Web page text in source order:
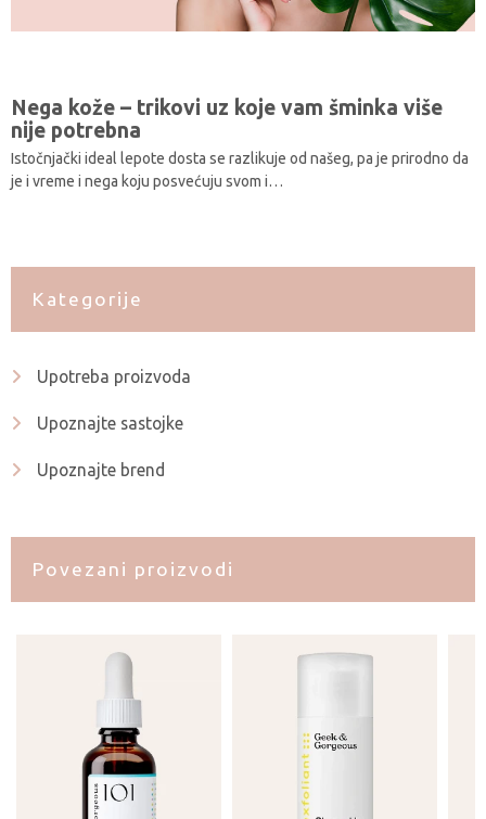
Nega kože – trikovi uz koje vam šminka više
nije potrebna
Istočnjački ideal lepote dosta se razlikuje od našeg, pa je prirodno da
je i vreme i nega koju posvećuju svom i…
Kategorije
Upotreba proizvoda
Upoznajte sastojke
Upoznajte brend
Povezani proizvodi